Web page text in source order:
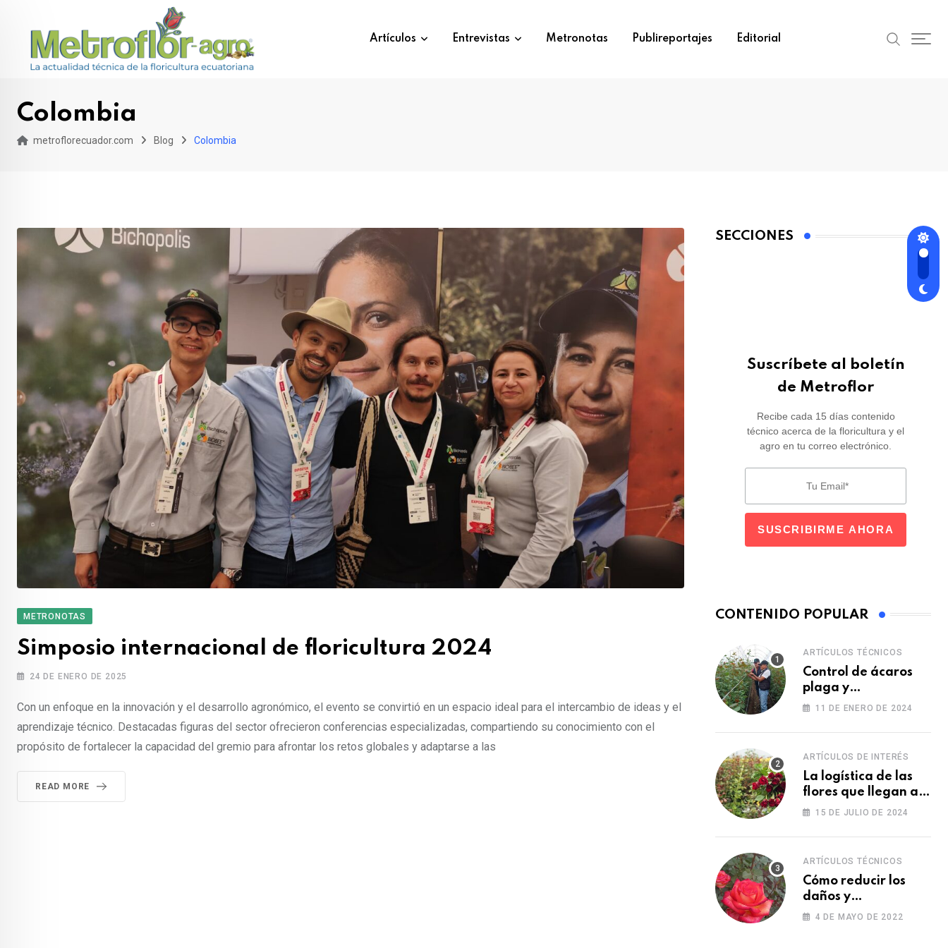
Artículos Entrevistas Metronotas Publireportajes Editorial
Colombia
metroflorecuador.com Blog Colombia
METRONOTAS
Simposio internacional de floricultura 2024
24 DE ENERO DE 2025
Con un enfoque en la innovación y el desarrollo agronómico, el evento se convirtió en un espacio ideal para el intercambio de ideas y el
aprendizaje técnico. Destacadas figuras del sector ofrecieron conferencias especializadas, compartiendo su conocimiento con el
propósito de fortalecer la capacidad del gremio para afrontar los retos globales y adaptarse a las
READ MORE
SECCIONES
Suscríbete al boletín
de Metroflor
Recibe cada 15 días contenido
técnico acerca de la floricultura y el
agro en tu correo electrónico.
CONTENIDO POPULAR
ARTÍCULOS TÉCNICOS
Control de ácaros
plaga y
fortalecimiento de
11 DE ENERO DE 2024
ARTÍCULOS DE INTERÉS
La logística de las
flores que llegan a
los Estados Unidos
15 DE JULIO DE 2024
ARTÍCULOS TÉCNICOS
Cómo reducir los
daños y
afectaciones
4 DE MAYO DE 2022